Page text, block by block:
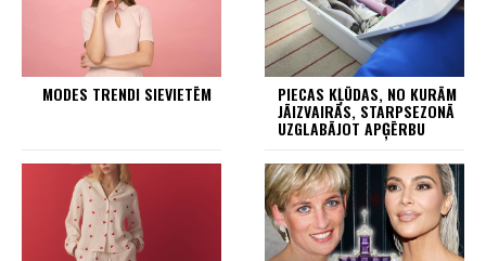
MODES TRENDI SIEVIETĒM PIECAS KĻŪDAS, NO KURĀM
JĀIZVAIRĀS, STARPSEZONĀ
UZGLABĀJOT APĢĒRBU